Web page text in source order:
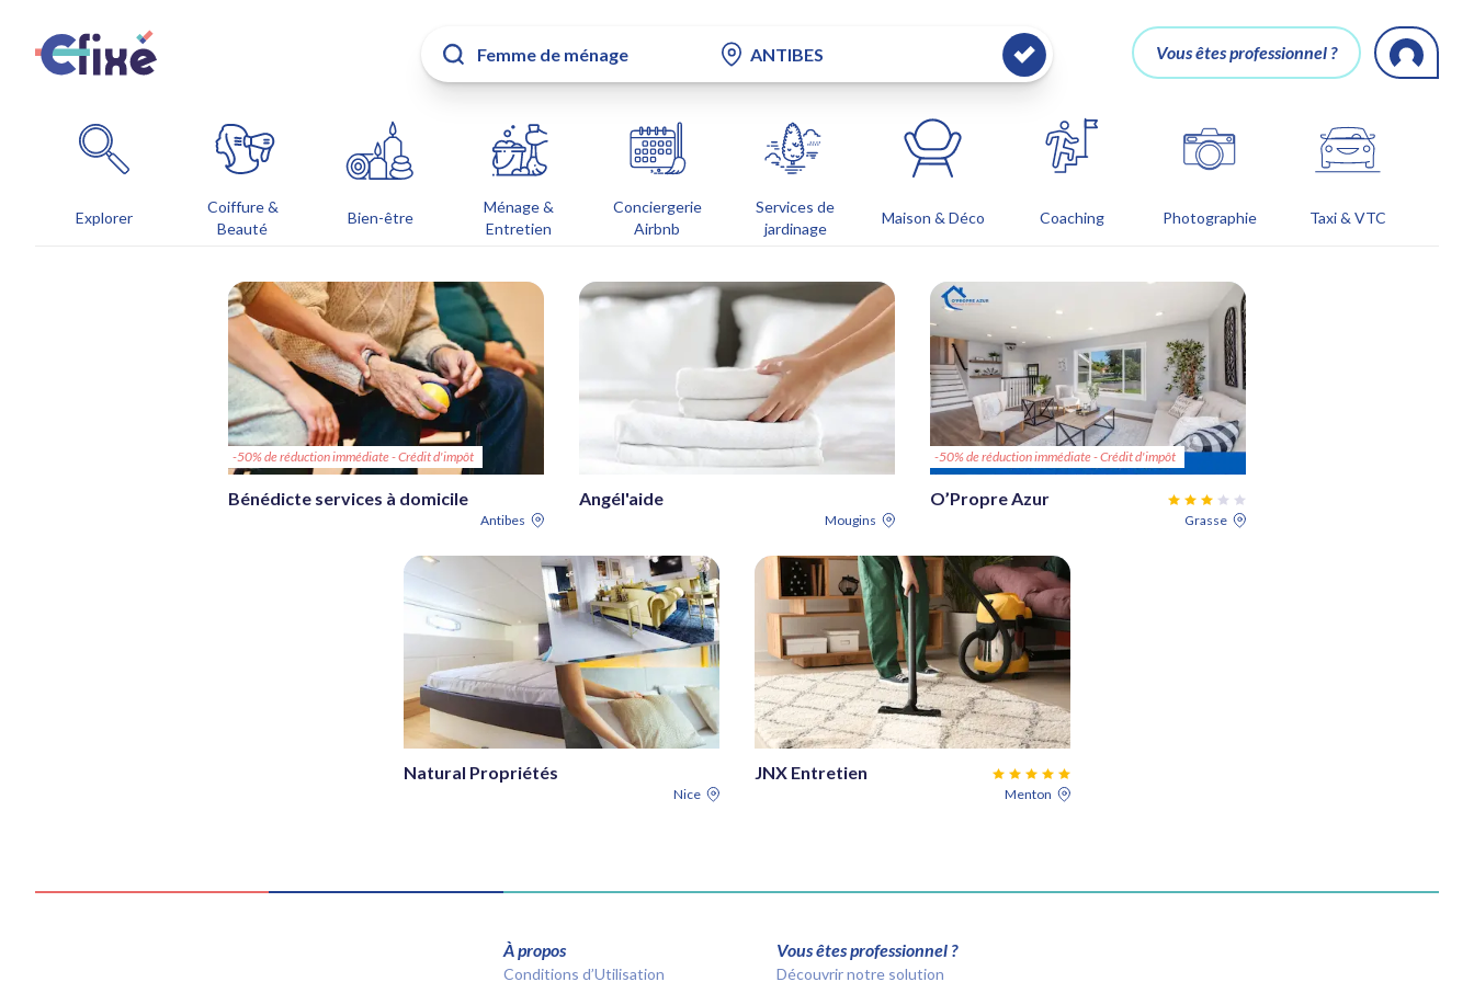
Vous êtes professionnel ?
Explorer
Coiffure &
Beauté
Bien-être
Ménage &
Entretien
Conciergerie
Airbnb
Services de
jardinage
Maison & Déco Coaching Photographie Taxi & VTC
-50% de réduction immédiate - Crédit d'impôt
Bénédicte services à domicile
Antibes
Angél'aide
Mougins
-50% de réduction immédiate - Crédit d'impôt
O’Propre Azur
Grasse
Natural Propriétés
Nice
JNX Entretien
Menton
À propos
Conditions d’Utilisation
Vous êtes professionnel ?
Découvrir notre solution